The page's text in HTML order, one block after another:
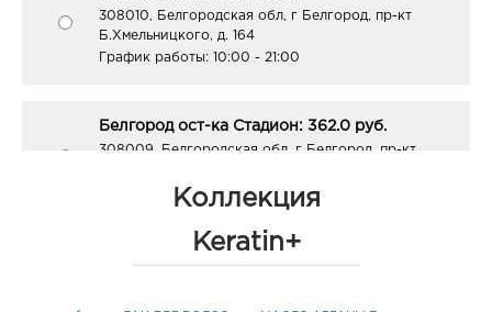
308010, Белгородская обл, г Белгород, пр-кт
Б.Хмельницкого, д. 164
График работы: 10:00 - 21:00
Белгород ост-ка Стадион: 362.0 руб.
308009, Белгородская обл, г Белгород, пр-кт
График работы:9:00 - 20:00
Коллекция
Keratin+